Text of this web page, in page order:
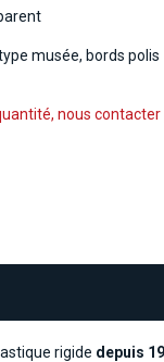
musée, bords polis
nous
rigide depuis